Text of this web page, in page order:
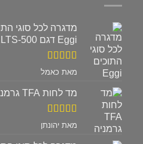
מדגרה לכל סוגי
Eggi דגם ELTS-500
דורג 5מתוך
מאת כאמל
מד לחות TFA גרמניה
דורג 5מתוך
מאת יהונתן